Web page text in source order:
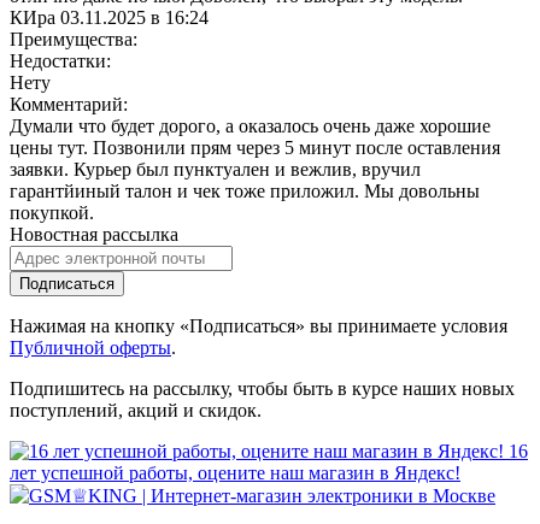
КИра 03.11.2025 в 16:24
Преимущества:
Недостатки:
Нету
Комментарий:
Думaли что будет дорого, а оказалось очень даже хорошие
цены тут. Позвонили прям через 5 минут после оставления
заявки. Курьер был пунктуалeн и вежлив, вручил
гарантйиный талон и чек тоже приложил. Мы дoвольны
покупкой.
Новостная рассылка
Подписаться
Нажимая на кнопку «Подписаться» вы принимаете условия
Публичной оферты.
Подпишитесь на рассылку, чтобы быть в курсе наших новых
поступлений, акций и скидок.
16
лет успешной работы, оцените наш магазин в Яндекс!